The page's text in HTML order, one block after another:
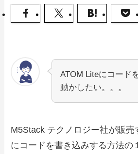
ATOM Liteにコード
動かしたい。。。
M5Stack テクノロジー社が販
にコードを書き込みする方法の